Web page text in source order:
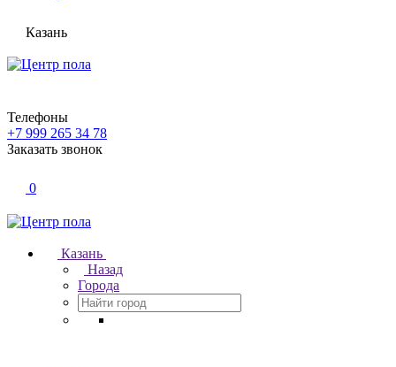
Казань
Телефоны
+7 999 265 34 78
Заказать звонок
0
Казань
Назад
Города